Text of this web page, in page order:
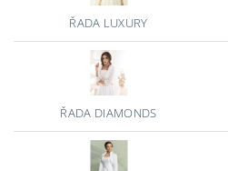
ŘADA LUXURY
ŘADA DIAMONDS